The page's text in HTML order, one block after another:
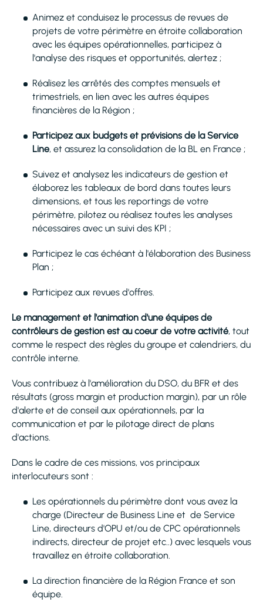
Animez et conduisez le processus de revues de
projets de votre périmètre en étroite collaboration
avec les équipes opérationnelles, participez à
l'analyse des risques et opportunités, alertez ;
Réalisez les arrêtés des comptes mensuels et
trimestriels, en lien avec les autres équipes
financières de la Région ;
Participez aux budgets et prévisions de la Service
Line, et assurez la consolidation de la BL en France ;
Suivez et analysez les indicateurs de gestion et
élaborez les tableaux de bord dans toutes leurs
dimensions, et tous les reportings de votre
périmètre, pilotez ou réalisez toutes les analyses
nécessaires avec un suivi des KPI ;
Participez le cas échéant à l'élaboration des Business
Plan ;
Participez aux revues d'offres.
Le management et l'animation d'une équipes de
contrôleurs de gestion est au coeur de votre activité, tout
comme le respect des règles du groupe et calendriers, du
contrôle interne.
Vous contribuez à l'amélioration du DSO, du BFR et des
résultats (gross margin et production margin), par un rôle
d'alerte et de conseil aux opérationnels, par la
communication et par le pilotage direct de plans
d'actions.
Dans le cadre de ces missions, vos principaux
interlocuteurs sont :
Les opérationnels du périmètre dont vous avez la
charge (Directeur de Business Line et de Service
Line, directeurs d'OPU et/ou de CPC opérationnels
indirects, directeur de projet etc..) avec lesquels vous
travaillez en étroite collaboration.
La direction financière de la Région France et son
équipe.